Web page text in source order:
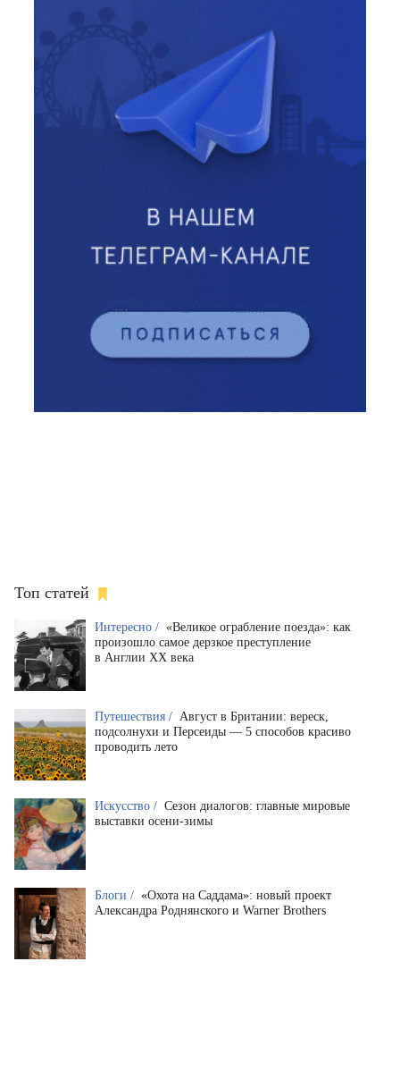
Топ статей
Интересно / «Великое ограбление поезда»: как
произошло самое дерзкое преступление
в Англии XX века
Путешествия / Август в Британии: вереск,
подсолнухи и Персеиды — 5 способов красиво
проводить лето
Искусство / Сезон диалогов: главные мировые
выставки осени-зимы
Блоги / «Охота на Саддама»: новый проект
Александра Роднянского и Warner Brothers